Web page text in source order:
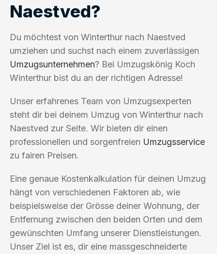
Naestved?
Du möchtest von Winterthur nach Naestved
umziehen und suchst nach einem zuverlässigen
Umzugsunternehmen? Bei Umzugskönig Koch
Winterthur bist du an der richtigen Adresse!
Unser erfahrenes Team von Umzugsexperten
steht dir bei deinem Umzug von Winterthur nach
Naestved zur Seite. Wir bieten dir einen
professionellen und sorgenfreien Umzugsservice
zu fairen Preisen.
Eine genaue Kostenkalkulation für deinen Umzug
hängt von verschiedenen Faktoren ab, wie
beispielsweise der Grösse deiner Wohnung, der
Entfernung zwischen den beiden Orten und dem
gewünschten Umfang unserer Dienstleistungen.
Unser Ziel ist es, dir eine massgeschneiderte